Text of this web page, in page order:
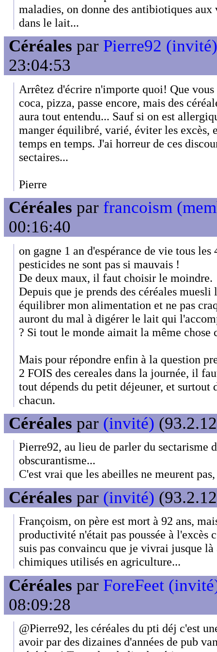
maladies, on donne des antibiotiques
dans le lait...
Céréales par Pierre92 (invité)
23:04:53
Arrêtez d'écrire n'importe quoi! Que
coca, pizza, passe encore, mais des
aura tout entendu... Sauf si on est
manger équilibré, varié, éviter les excès,
temps en temps. J'ai horreur de ces
sectaires...
Pierre
Céréales par francoism
00:16:40
on gagne 1 an d'espérance de vie tous les
pesticides ne sont pas si mauvais !
De deux maux, il faut choisir le moindre.
Depuis que je prends des céréales
équilibrer mon alimentation et ne pas
auront du mal à digérer le lait qui
? Si tout le monde aimait la même chose
Mais pour répondre enfin à la question
2 FOIS des cereales dans la journée, il
tout dépends du petit déjeuner, et surtout
chacun.
Céréales par (invité)
Pierre92, au lieu de parler du sectarisme
obscurantisme...
C'est vrai que les abeilles ne meurent
Céréales par (invité)
Françoism, on père est mort à 92 ans,
productivité n'était pas poussée à l'excès
suis pas convaincu que je vivrai jusque là
chimiques utilisés en agriculture...
Céréales par ForeFeet
08:09:28
@Pierre92, les céréales du pti déj c'est
avoir par des dizaines d'années de pub